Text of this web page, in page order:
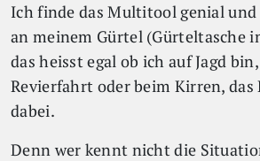
Ich finde das Multitool genial und
an meinem Gürtel (Gürteltasche
das heisst egal ob ich auf Jagd
Revierfahrt oder beim Kirren,
dabei.
Denn wer kennt nicht die